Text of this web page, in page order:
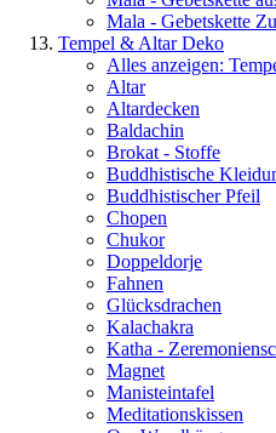
Mala - Gebetskette
Tempel & Altar Deko
Alles anzeigen:
Altar
Altardecken
Baldachin
Brokat - Stoffe
Buddhistische
Buddhistischer Pfeil
Chopen
Chukor
Doppeldorje
Fahnen
Glücksdrachen
Kalachakra
Katha -
Magnet
Manisteintafel
Meditationskissen